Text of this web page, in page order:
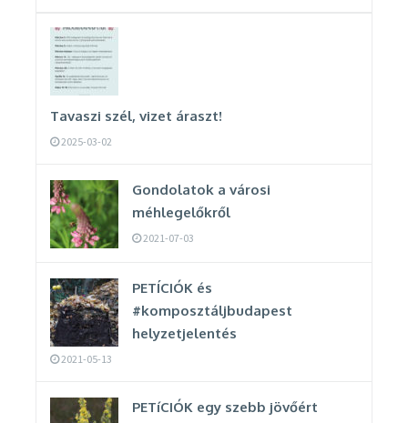
Tavaszi szél, vizet áraszt!
2025-03-02
Gondolatok a városi
méhlegelőkről
2021-07-03
PETÍCIÓK és
#komposztáljbudapest
helyzetjelentés
2021-05-13
PETíCIÓK egy szebb jövőért